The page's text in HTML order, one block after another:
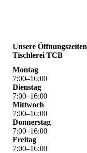
Unsere Öffnungszeiten
Tischlerei TCB
Montag
7:00–16:00
Dienstag
7:00–16:00
Mittwoch
7:00–16:00
Donnerstag
7:00–16:00
Freitag
7:00–16:00